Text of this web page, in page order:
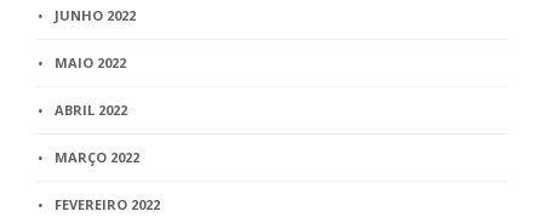
JUNHO 2022
MAIO 2022
ABRIL 2022
MARÇO 2022
FEVEREIRO 2022